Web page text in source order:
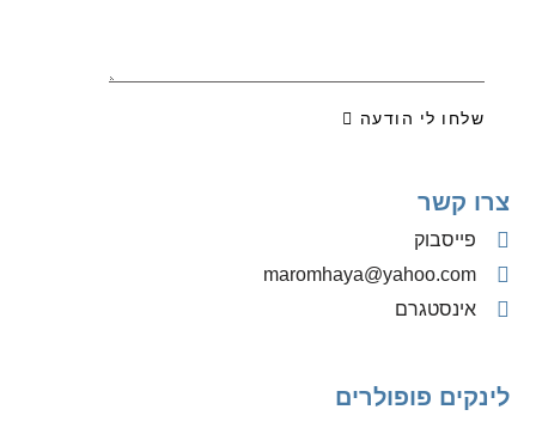
שלחו לי הודעה
צרו קשר
פייסבוק
‫maromhaya@yahoo.com
אינסטגרם
לינקים פופולרים